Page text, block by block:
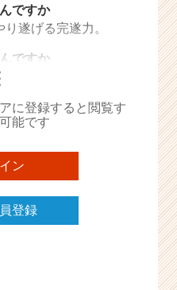
ですか
遂げる完遂力。
ですか
に登録すると閲覧す
能です
ン
登録